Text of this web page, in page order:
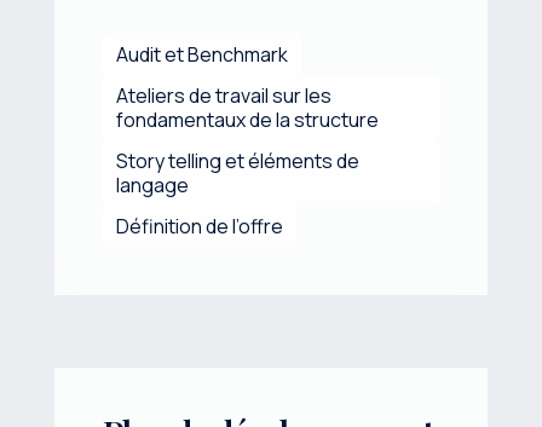
Audit et Benchmark
Ateliers de travail sur les
fondamentaux de la structure
Story telling et éléments de
langage
Définition de l’offre